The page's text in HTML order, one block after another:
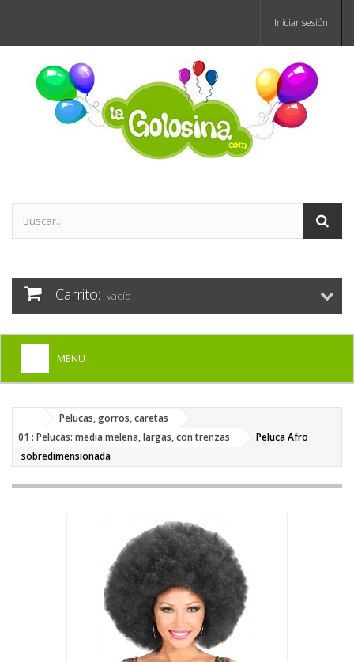
Iniciar sesión
Carrito: vacío
MENU
DISFRACES PARA ADULTOS
+
DISFRACES INFANTILES
+
COMPLEMENTOS
PELUCAS, GORROS, CARETAS
Pelucas, gorros, caretas
01 : Pelucas: media melena, largas, con trenzas
Peluca Afro
sobredimensionada